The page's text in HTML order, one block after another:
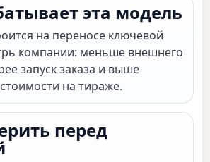
эта модель
на переносе ключевой
компании: меньше внешнего
запуск заказа и выше
на тираже.
перед